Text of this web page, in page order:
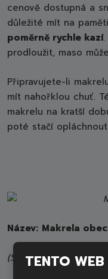
cenově dostupná a
důležité mít na
poměrně rychle kazí
prodloužit, maso
Připravujete-li
mít nahořklou chuť.
makrelu na kratší
poté stačí
Název: Makrela
(Scomber scombrus)
TENTO